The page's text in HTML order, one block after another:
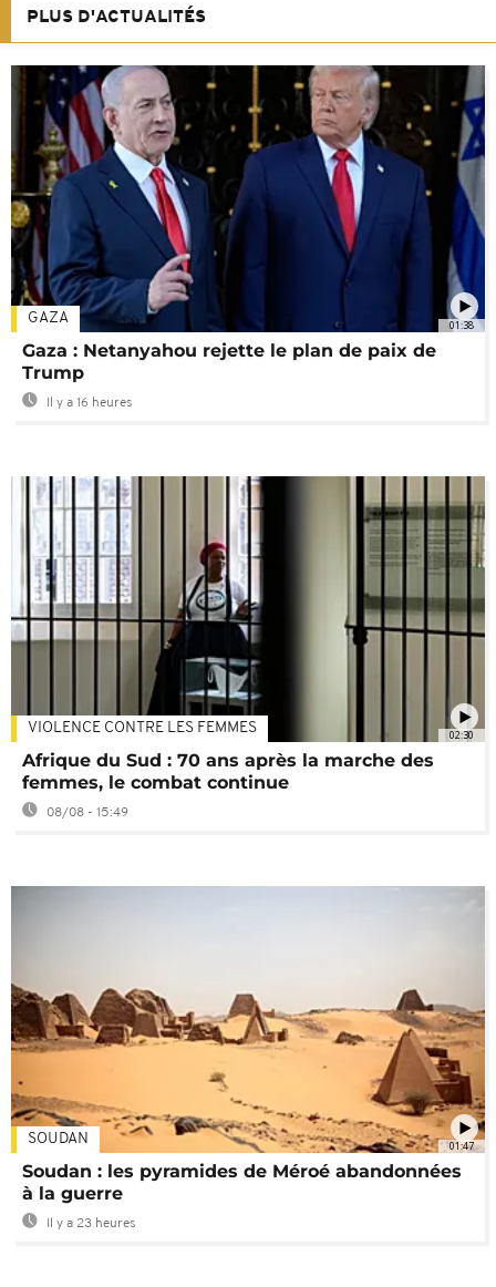
PLUS D'ACTUALITÉS
01:38
GAZA
Gaza : Netanyahou rejette le plan de paix de
Trump
Il y a 16 heures
02:30
VIOLENCE CONTRE LES FEMMES
Afrique du Sud : 70 ans après la marche des
femmes, le combat continue
08/08 - 15:49
01:47
SOUDAN
Soudan : les pyramides de Méroé abandonnées
à la guerre
Il y a 23 heures